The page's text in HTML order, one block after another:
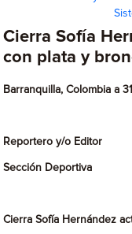
Cierra Sofía
con plata y
Barranquilla, Colombia a
Reportero y/o Editor
Sección Deportiva
Cierra Sofía Hernández